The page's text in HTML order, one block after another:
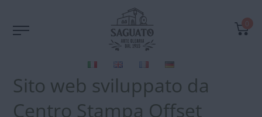
0
Sito web sviluppato da
Centro Stampa Offset